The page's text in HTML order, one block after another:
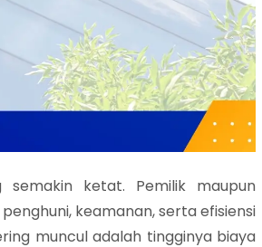
semakin ketat. Pemilik maupun
keamanan, serta efisiensi
muncul adalah tingginya biaya